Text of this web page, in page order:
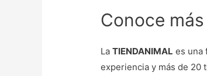
Conoce
LaTIENDANIMAL es una
experiencia y más de 20